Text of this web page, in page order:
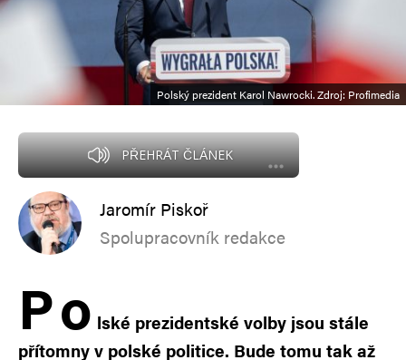
Polský prezident Karol Nawrocki. Zdroj: Profimedia
PŘEHRÁT ČLÁNEK
Jaromír Piskoř
Spolupracovník redakce
Po lské prezidentské volby jsou stále
přítomny v polské politice. Bude tomu tak až